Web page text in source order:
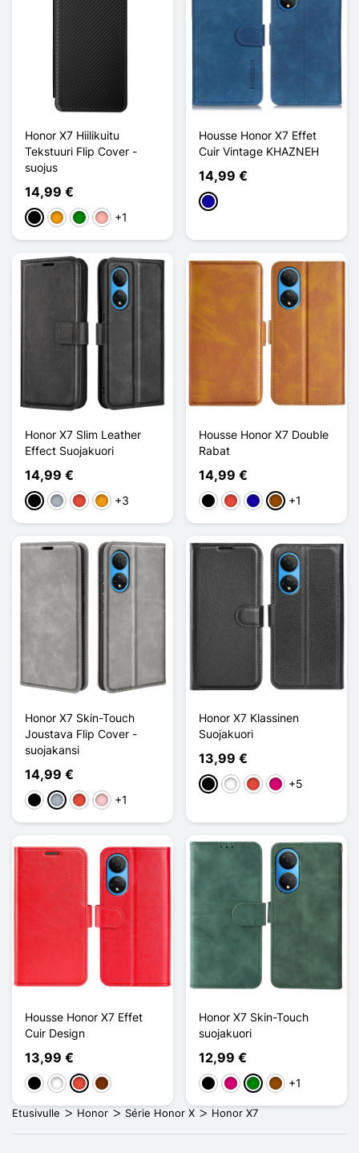
Honor X7 Hiilikuitu
Tekstuuri Flip Cover -
suojus
14,99 €
MustaOranssiVihreäOr Rose
+1
Housse Honor X7 Effet
Cuir Vintage KHAZNEH
14,99 €
Bleu Foncé
Honor X7 Slim Leather
Effect Suojakuori
14,99 €
MustaHarmaaPunainen
Oranssi
+3
Housse Honor X7 Double
Rabat
14,99 €
MustaPunainenBleu Foncé
Ruskea
+1
Honor X7 Skin-Touch
Joustava Flip Cover -
suojakansi
14,99 €
MustaHarmaaPunainen
Pinkki
+1
Honor X7 Klassinen
Suojakuori
13,99 €
MustaValkoinen
Punainen
Magenta
+5
Housse Honor X7 Effet
Cuir Design
13,99 €
MustaValkoinen
Punainen
Café
Honor X7 Skin-Touch
suojakuori
12,99 €
MustaMagenta
VihreäRuskea
+1
Etusivulle Honor Série Honor X Honor X7